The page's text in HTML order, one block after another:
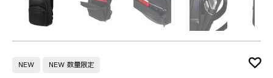
NEW NEW 数量限定